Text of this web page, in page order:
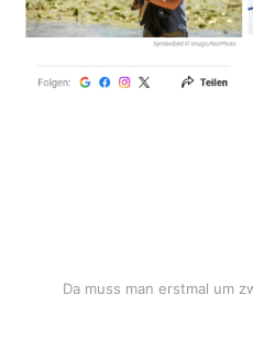
Da muss man erstmal um